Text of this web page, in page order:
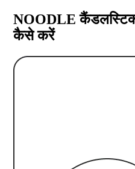
NOODLE कैंडलस्टिक
कैसे करें